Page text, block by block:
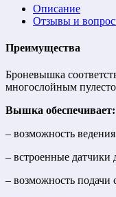
Описание
Отзывы и
Преимущества
Броневышка
многослойным
Вышка обеспечивает:
– возможность
– встроенные
– возможность подачи